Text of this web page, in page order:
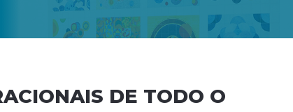
DE TODO O